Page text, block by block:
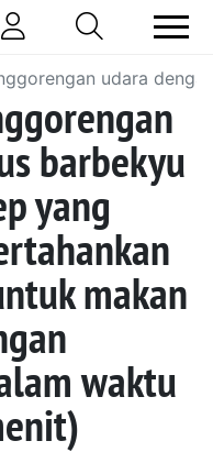
udara
barbekyu
yang
makan
waktu